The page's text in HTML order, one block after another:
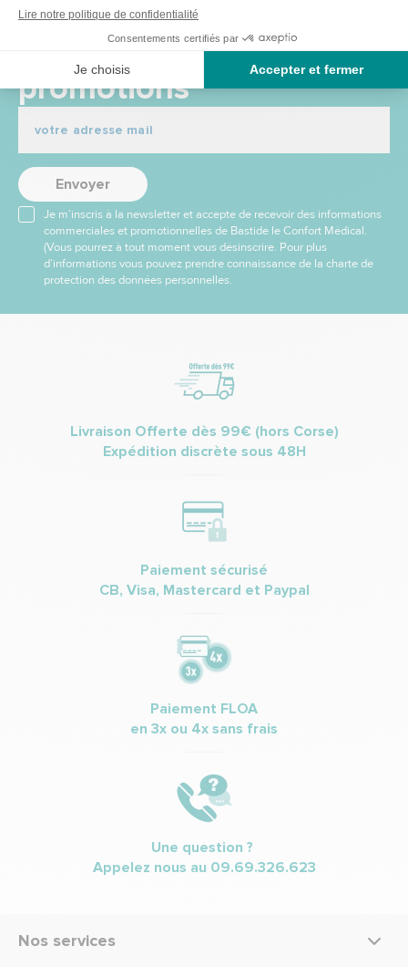
Recevez nos offres et
promotions
Envoyer
Je m’inscris à la newsletter et accepte de recevoir des informations
commerciales et promotionnelles de Bastide le Confort Médical.
(Vous pourrez à tout moment vous désinscrire. Pour plus
d’informations vous pouvez prendre connaissance de la charte de
protection des données personnelles.
Livraison Offerte dès 99€ (hors Corse)
Expédition discrète sous 48H
Paiement sécurisé
CB, Visa, Mastercard et Paypal
Paiement FLOA
en 3x ou 4x sans frais
Une question ?
Appelez nous au 09.69.326.623
Nos services